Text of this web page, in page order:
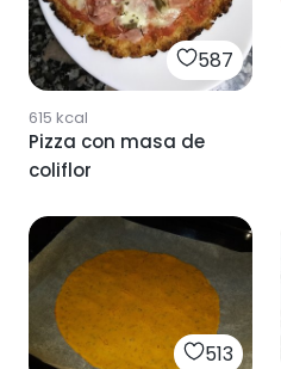
587
615 kcal
Pizza con masa de
coliflor
513